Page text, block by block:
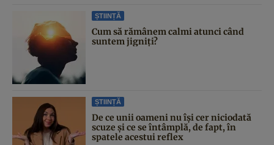
ȘTIINȚĂ
Cum să rămânem calmi atunci când
suntem jigniți?
ȘTIINȚĂ
De ce unii oameni nu își cer niciodată
scuze și ce se întâmplă, de fapt, în
spatele acestui reflex